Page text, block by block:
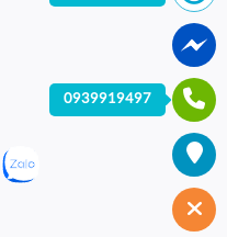
0939919497